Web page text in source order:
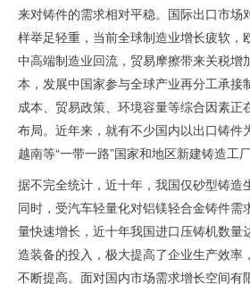
来对铸件的需求相对平稳。国际出口市场
样举足轻重，当前全球制造业增长疲软，
中高端制造业回流，贸易摩擦带来关税增
本，发展中国家参与全球产业再分工承接
成本、贸易政策、环境容量等综合因素正
布局。近年来，就有不少国内以出口铸件
越南等“一带一路”国家和地区新建铸造工厂
据不完全统计，近十年，我国仅砂型铸造
同时，受汽车轻量化对铝镁轻合金铸件需
量快速增长，近十年我国进口压铸机数量
造装备的投入，极大提高了企业生产效率
不断提高。面对国内市场需求增长空间有